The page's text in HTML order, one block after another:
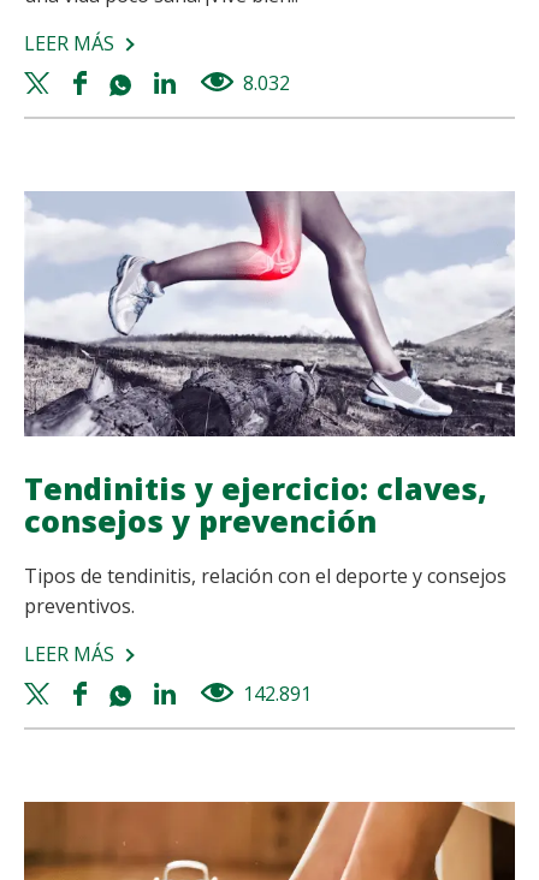
LEER MÁS SOBRE
ACTIVIDADES
PARA
MODERNA
Twitter
share
Facebook
share
Whatsapp
share
Linkedin
share
8.032
Tendinitis y ejercicio: claves,
consejos y prevención
Tipos de tendinitis, relación con el deporte y consejos
preventivos.
LEER MÁS SOBRE
TENDINITIS
Y
CONSEJOS
PREVENCIÓN
Twitter
share
Facebook
share
Whatsapp
share
Linkedin
share
142.891